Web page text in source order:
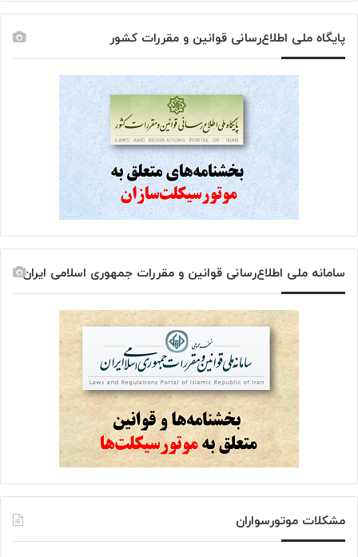
پایگاه ملی اطلاع‌رسانی قوانین و مقررات کشور
سامانه ملی اطلاع‌رسانی قوانین و مقررات جمهوری اسلامی ایران
مشکلات موتورسواران